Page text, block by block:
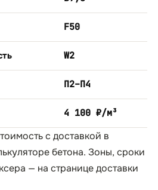
F50
W2
П2–П4
4 100 ₽/м³
с доставкой в
бетона. Зоны, сроки
— на страницедоставки